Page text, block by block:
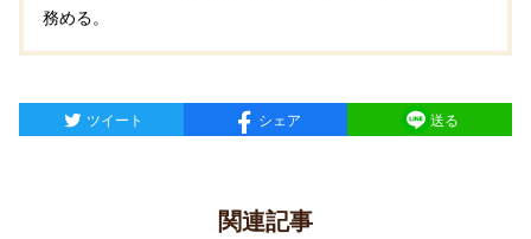
務める。
ツイート シェア 送る
関連記事